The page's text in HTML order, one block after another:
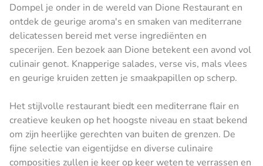
Dompel je onder in de wereld van Dione Restaurant en
ontdek de geurige aroma's en smaken van mediterrane
delicatessen bereid met verse ingrediënten en
specerijen. Een bezoek aan Dione betekent een avond vol
culinair genot. Knapperige salades, verse vis, mals vlees
en geurige kruiden zetten je smaakpapillen op scherp.
Het stijlvolle restaurant biedt een mediterrane flair en
creatieve keuken op het hoogste niveau en staat bekend
om zijn heerlijke gerechten van buiten de grenzen. De
fijne selectie van eigentijdse en diverse culinaire
composities zullen je keer op keer weten te verrassen en